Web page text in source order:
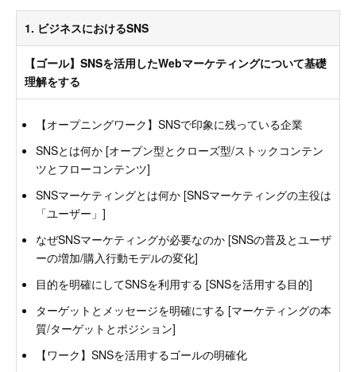
1. ビジネスにおけるSNS
【ゴール】SNSを活用したWebマーケティングについて基礎
理解をする
【オープニングワーク】SNSで印象に残っている企業
SNSとは何か [オープン型とクローズ型/ストックコンテン
ツとフローコンテンツ]
SNSマーケティングとは何か [SNSマーケティングの主役は
「ユーザー」]
なぜSNSマーケティングが必要なのか [SNSの普及とユーザ
ーの増加/購入行動モデルの変化]
目的を明確にしてSNSを利用する [SNSを活用する目的]
ターゲットとメッセージを明確にする [マーケティングの本
質/ターゲットとポジション]
【ワーク】SNSを活用するゴールの明確化